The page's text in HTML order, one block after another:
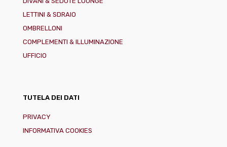
LETTINI & SDRAIO
OMBRELLONI
COMPLEMENTI & ILLUMINAZIONE
UFFICIO
TUTELA DEI DATI
PRIVACY
INFORMATIVA COOKIES